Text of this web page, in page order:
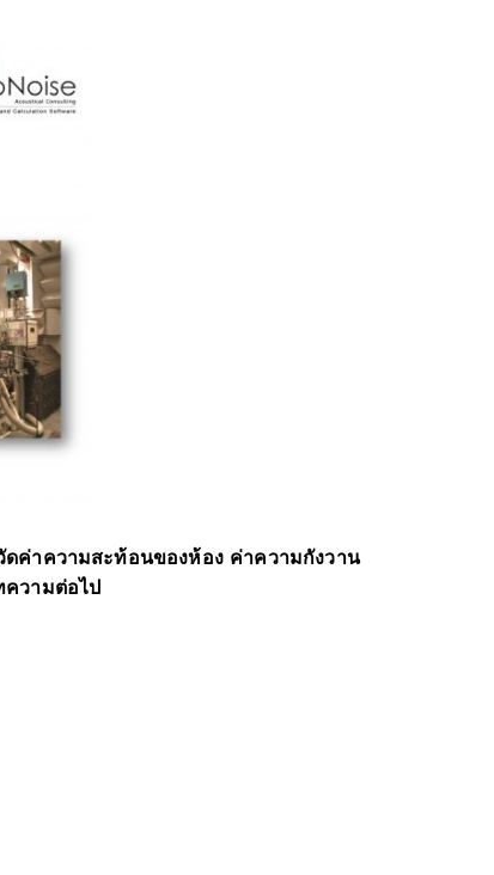
ดค่าความสะท้อนของห้อง ค่าความกังวาน
วามต่อไป